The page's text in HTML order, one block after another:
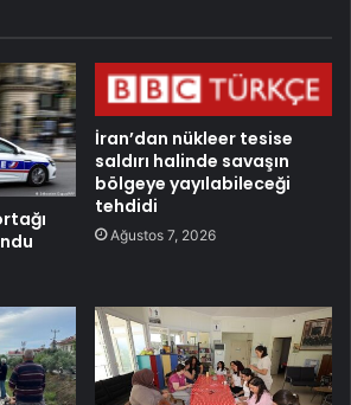
İran’dan nükleer tesise
saldırı halinde savaşın
bölgeye yayılabileceği
tehdidi
Ağustos 7, 2026